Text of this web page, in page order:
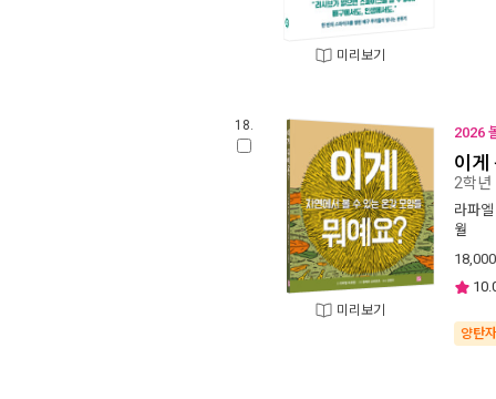
미리보기
18.
미리보기
2026
이게
2학년
라파
월
18,000
양탄